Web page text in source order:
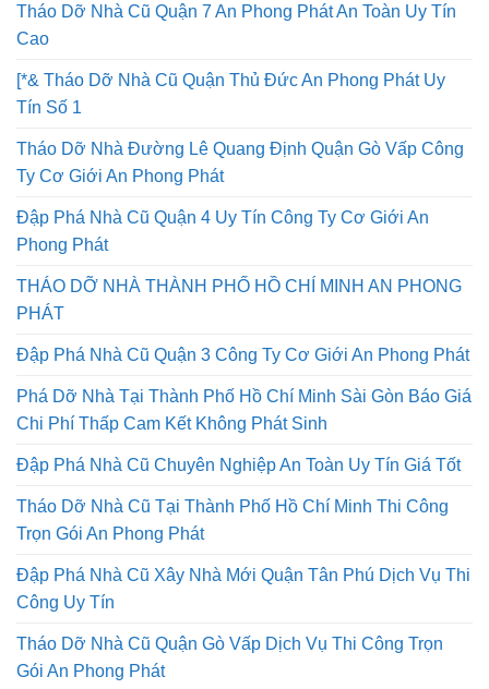
Tháo Dỡ Nhà Cũ Quận 7 An Phong Phát An Toàn Uy Tín
Cao
[*& Tháo Dỡ Nhà Cũ Quận Thủ Đức An Phong Phát Uy
Tín Số 1
Tháo Dỡ Nhà Đường Lê Quang Định Quận Gò Vấp Công
Ty Cơ Giới An Phong Phát
Đập Phá Nhà Cũ Quận 4 Uy Tín Công Ty Cơ Giới An
Phong Phát
THÁO DỠ NHÀ THÀNH PHỐ HỒ CHÍ MINH AN PHONG
PHÁT
Đập Phá Nhà Cũ Quận 3 Công Ty Cơ Giới An Phong Phát
Phá Dỡ Nhà Tại Thành Phố Hồ Chí Minh Sài Gòn Báo Giá
Chi Phí Thấp Cam Kết Không Phát Sinh
Đập Phá Nhà Cũ Chuyên Nghiệp An Toàn Uy Tín Giá Tốt
Tháo Dỡ Nhà Cũ Tại Thành Phố Hồ Chí Minh Thi Công
Trọn Gói An Phong Phát
Đập Phá Nhà Cũ Xây Nhà Mới Quận Tân Phú Dịch Vụ Thi
Công Uy Tín
Tháo Dỡ Nhà Cũ Quận Gò Vấp Dịch Vụ Thi Công Trọn
Gói An Phong Phát